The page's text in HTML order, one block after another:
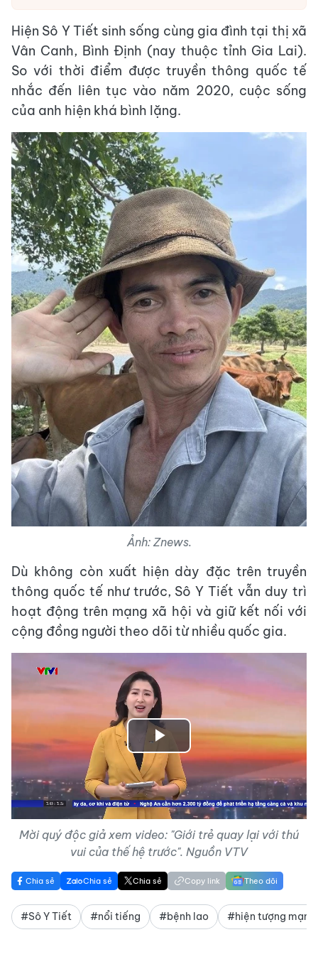
Hiện Sô Y Tiết sinh sống cùng gia đình tại thị xã
Vân Canh, Bình Định (nay thuộc tỉnh Gia Lai).
So với thời điểm được truyền thông quốc tế
nhắc đến liên tục vào năm 2020, cuộc sống
của anh hiện khá bình lặng.
Ảnh: Znews.
Dù không còn xuất hiện dày đặc trên truyền
thông quốc tế như trước, Sô Y Tiết vẫn duy trì
hoạt động trên mạng xã hội và giữ kết nối với
cộng đồng người theo dõi từ nhiều quốc gia.
Play
Video
Mời quý độc giả xem video: "Giới trẻ quay lại với thú
vui của thế hệ trước". Nguồn VTV
Chia sẻ Chia sẻ Chia sẻ Copy link Theo dõi
#Sô Y Tiết #nổi tiếng #bệnh lao #hiện tượng mạng